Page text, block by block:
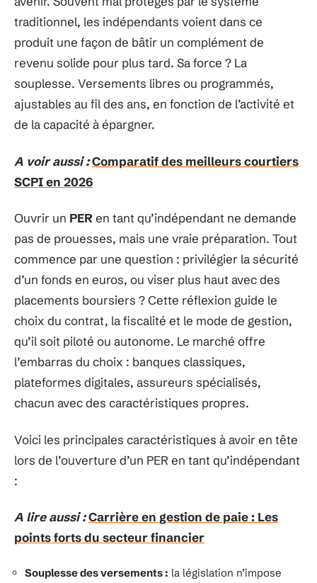
traditionnel, les indépendants voient dans ce
produit une façon de bâtir un complément de
revenu solide pour plus tard. Sa force ? La
souplesse. Versements libres ou programmés,
ajustables au fil des ans, en fonction de l’activité et
de la capacité à épargner.
A voir aussi :Comparatif des meilleurs courtiers
SCPI en 2026
Ouvrir un PER en tant qu’indépendant ne demande
pas de prouesses, mais une vraie préparation. Tout
commence par une question : privilégier la sécurité
d’un fonds en euros, ou viser plus haut avec des
placements boursiers ? Cette réflexion guide le
choix du contrat, la fiscalité et le mode de gestion,
qu’il soit piloté ou autonome. Le marché offre
l’embarras du choix : banques classiques,
plateformes digitales, assureurs spécialisés,
chacun avec des caractéristiques propres.
Voici les principales caractéristiques à avoir en tête
lors de l’ouverture d’un PER en tant qu’indépendant
:
A lire aussi :Carrière en gestion de paie : Les
points forts du secteur financier
Souplesse des versements : la législation n’impose